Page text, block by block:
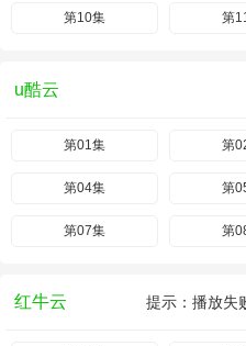
第10集 第
u酷云
第01集 第
第04集 第
第07集 第
红牛云 提示：播放失